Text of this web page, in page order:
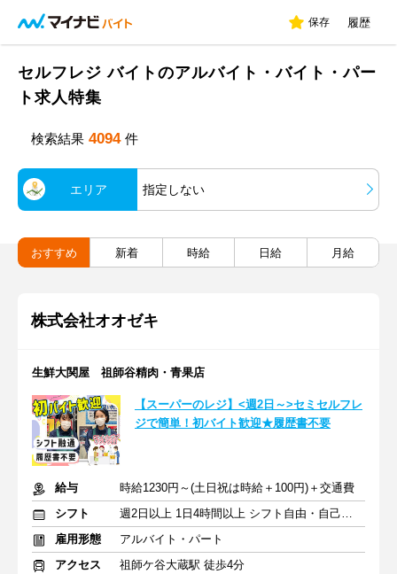
保存 履歴
セルフレジ バイトのアルバイト・バイト・パー
ト求人特集
検索結果 4094 件
エリア 指定しない
おすすめ 新着 時給 日給 月給
株式会社オオゼキ
生鮮大関屋 祖師谷精肉・青果店
【スーパーのレジ】<週2日～>セミセルフレ
ジで簡単！初バイト歓迎★履歴書不要
給与
時給1230円～(土日祝は時給＋100円)＋交通費
シフト
週2日以上 1日4時間以上 シフト自由・自己申告
雇用形態
アルバイト・パート
アクセス
祖師ケ谷大蔵駅 徒歩4分